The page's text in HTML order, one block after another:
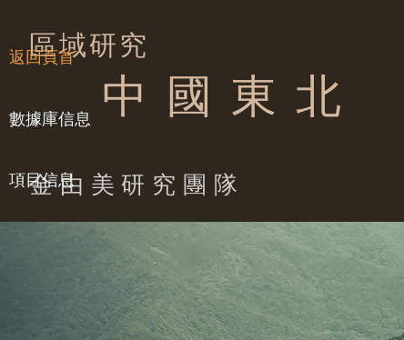
區域研究
中 國 東 北
​金由美研究團隊
返回頁首
數據庫信息
項目信息